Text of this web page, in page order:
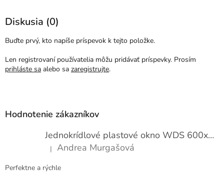
Diskusia (0)
Buďte prvý, kto napíše príspevok k tejto položke.
Len registrovaní používatelia môžu pridávať príspevky. Prosím
prihláste sa alebo sa zaregistrujte.
Hodnotenie zákazníkov
Jednokrídlové plastové okno WDS 600x1000
Hodnotenie produktu je 5 z 5 hviezdičiek.
| Andrea Murgašová
Perfektne a rýchle